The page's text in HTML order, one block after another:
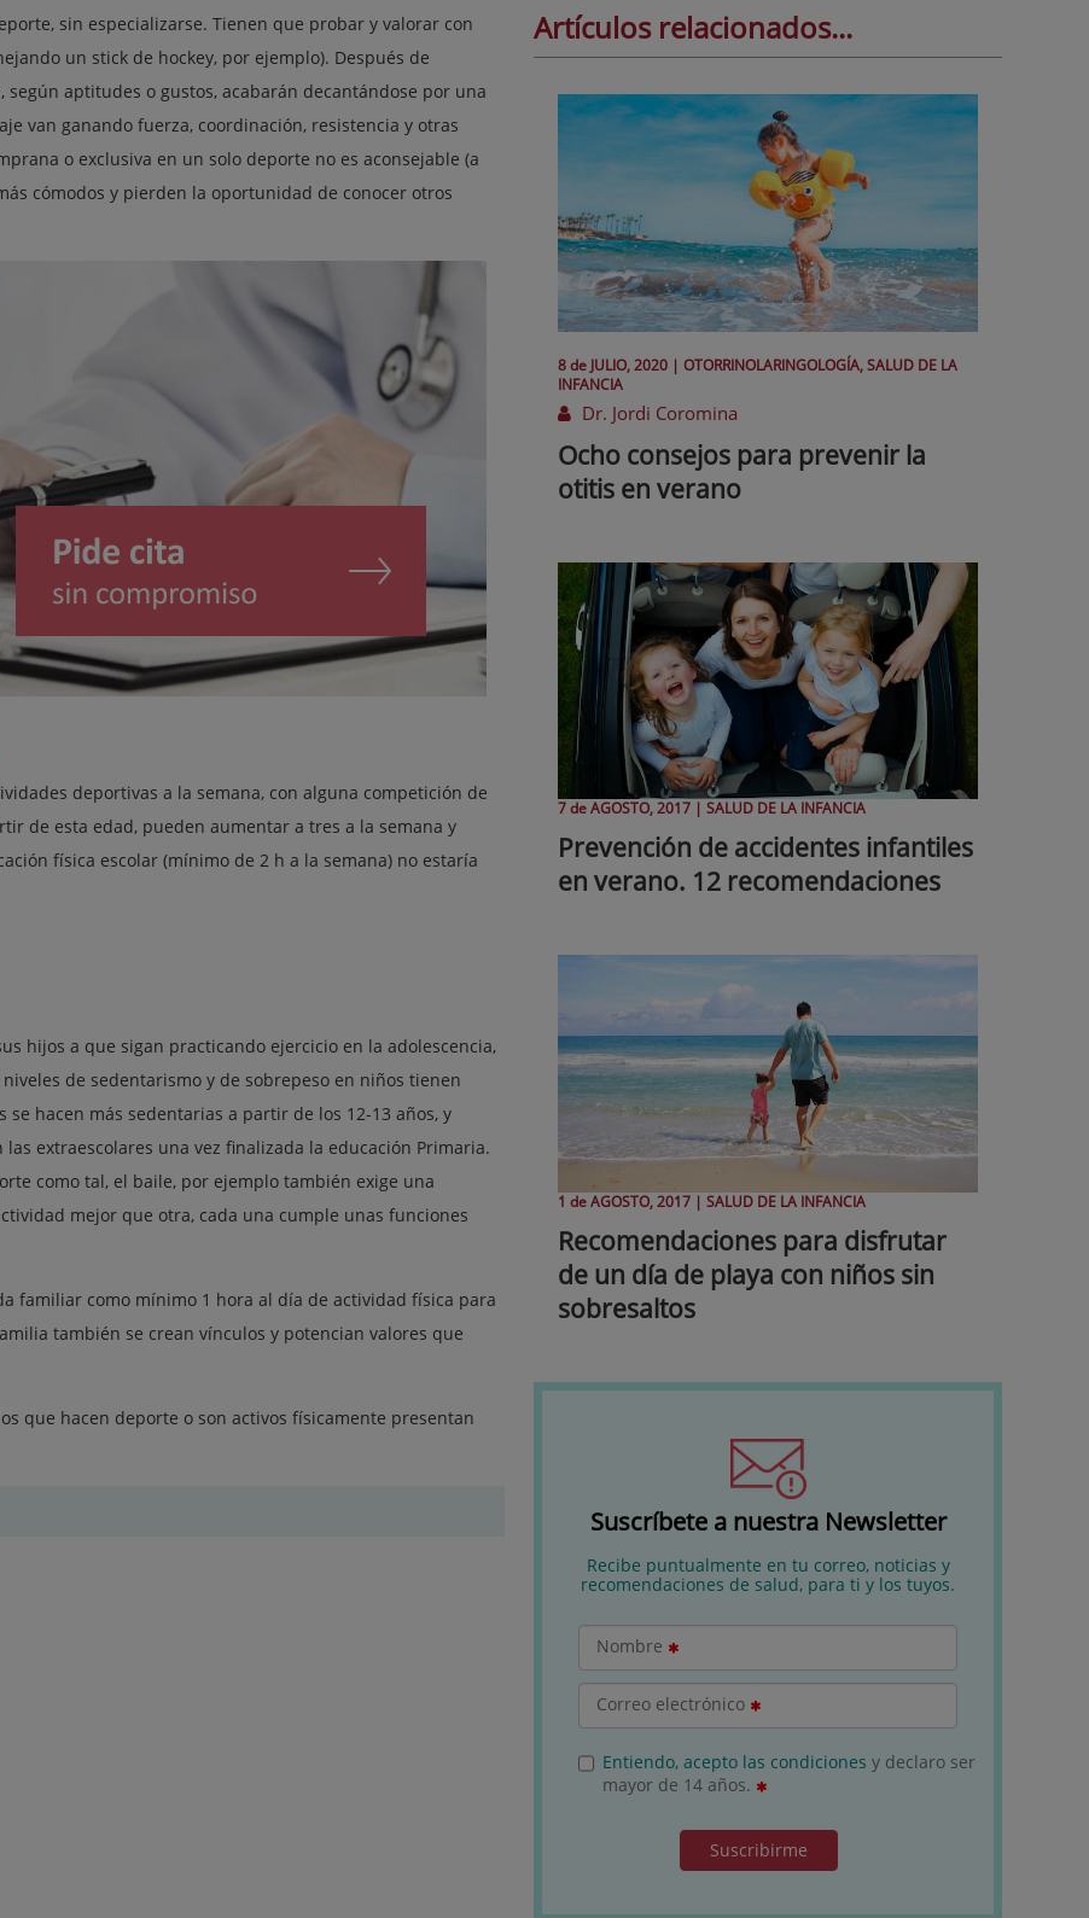
sin especializarse. Tienen que probar y valorar con
un stick de hockey, por ejemplo). Después de
aptitudes o gustos, acabarán decantándose por una
van ganando fuerza, coordinación, resistencia y otras
o exclusiva en un solo deporte no es aconsejable (a
cómodos y pierden la oportunidad de conocer otros
deportivas a la semana, con alguna competición de
de esta edad, pueden aumentar a tres a la semana y
física escolar (mínimo de 2 h a la semana) no estaría
hijos a que sigan practicando ejercicio en la adolescencia,
de sedentarismo y de sobrepeso en niños tienen
hacen más sedentarias a partir de los 12-13 años, y
extraescolares una vez finalizada la educación Primaria.
como tal, el baile, por ejemplo también exige una
mejor que otra, cada una cumple unas funciones
familiar como mínimo 1 hora al día de actividad física para
también se crean vínculos y potencian valores que
que hacen deporte o son activos físicamente presentan
Artículos relacionados...
8 de JULIO, 2020 | OTORRINOLARINGOLOGÍA, SALUD DE LA
INFANCIA
Dr. Jordi Coromina
Ocho consejos para prevenir la
otitis en verano
7 deAGOSTO, 2017 | SALUD DE LA INFANCIA
Prevención de accidentes infantiles
en verano. 12 recomendaciones
1 deAGOSTO, 2017 | SALUD DE LA INFANCIA
Recomendaciones para disfrutar
de un día de playa con niños sin
sobresaltos
Suscríbete a nuestra Newsletter
Recibe puntualmente en tu correo, noticias y
recomendaciones de salud, para ti y los tuyos.
Nombre
Correo electrónico
Entiendo, acepto las condiciones y declaro ser
mayor de 14 años.
Suscribirme